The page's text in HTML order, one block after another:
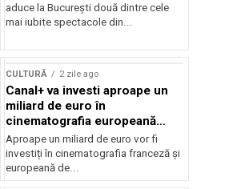
aduce la București două dintre cele
mai iubite spectacole din...
CULTURĂ 2 zile ago
Canal+ va investi aproape un
miliard de euro în
cinematografia europeană
până în 2032
Aproape un miliard de euro vor fi
investiți în cinematografia franceză și
europeană de...